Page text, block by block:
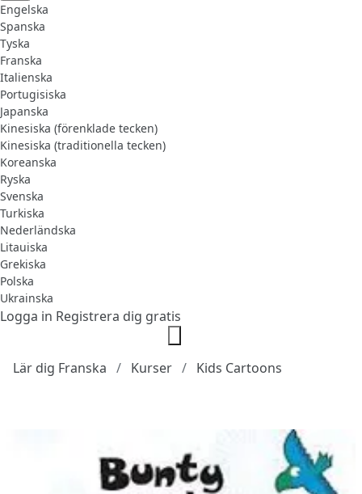
Engelska
Spanska
Tyska
Franska
Italienska
Portugisiska
Japanska
Kinesiska (förenklade tecken)
Kinesiska (traditionella tecken)
Koreanska
Ryska
Svenska
Turkiska
Nederländska
Litauiska
Grekiska
Polska
Ukrainska
Logga in Registrera dig gratis
Lär dig Franska Kurser Kids Cartoons